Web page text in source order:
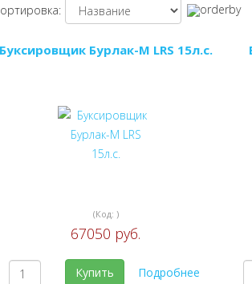
Буксировщик Бурлак-М LRS 15л.с.
(Код: )
67050 руб.
Купить Подробнее